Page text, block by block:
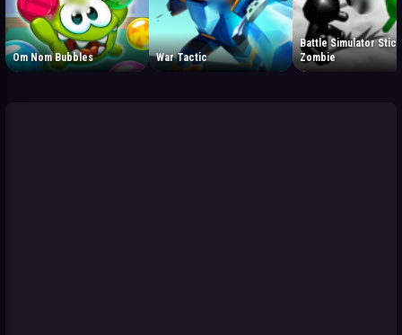
Om Nom Bubbles War Tactic
Battle Simulator
Zombie